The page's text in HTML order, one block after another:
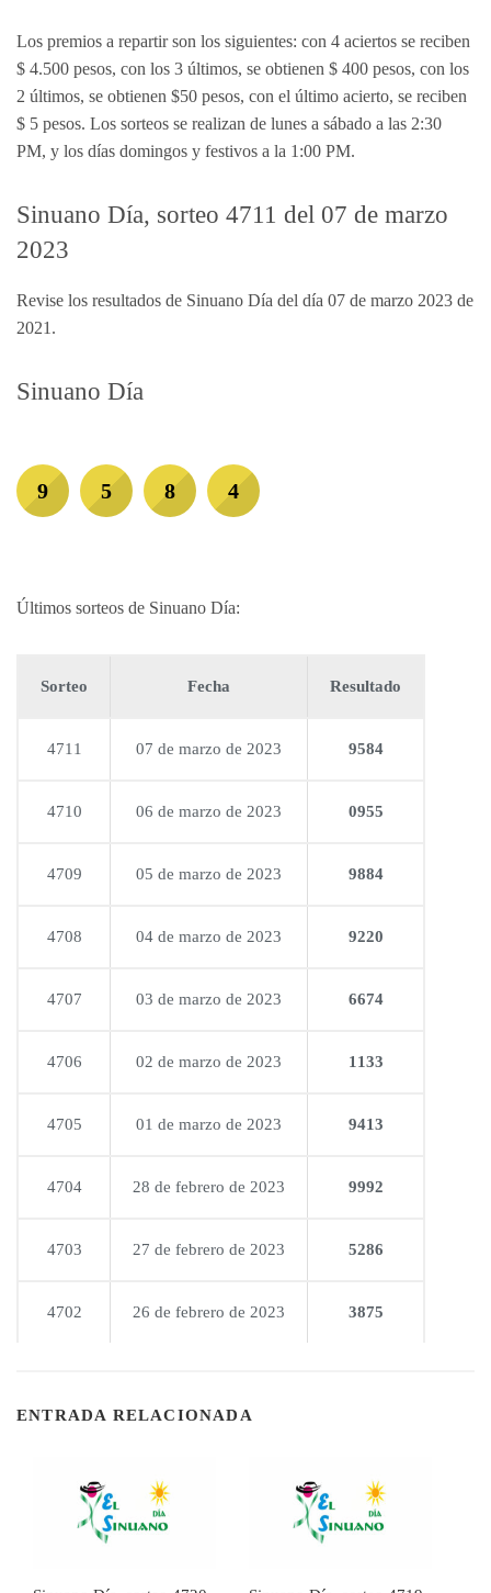
Los premios a repartir son los siguientes: con 4 aciertos se reciben
$ 4.500 pesos, con los 3 últimos, se obtienen $ 400 pesos, con los
2 últimos, se obtienen $50 pesos, con el último acierto, se reciben
$ 5 pesos. Los sorteos se realizan de lunes a sábado a las 2:30
PM, y los días domingos y festivos a la 1:00 PM.
Sinuano Día, sorteo 4711 del 07 de marzo
2023
Revise los resultados de Sinuano Día del día 07 de marzo 2023 de
2021.
Sinuano Día
9 5 8 4
Últimos sorteos de Sinuano Día:
Sorteo Fecha Resultado
4711 07 de marzo de 2023 9584
4710 06 de marzo de 2023 0955
4709 05 de marzo de 2023 9884
4708 04 de marzo de 2023 9220
4707 03 de marzo de 2023 6674
4706 02 de marzo de 2023 1133
4705 01 de marzo de 2023 9413
4704 28 de febrero de 2023 9992
4703 27 de febrero de 2023 5286
4702 26 de febrero de 2023 3875
ENTRADA RELACIONADA